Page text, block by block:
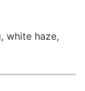
white haze,